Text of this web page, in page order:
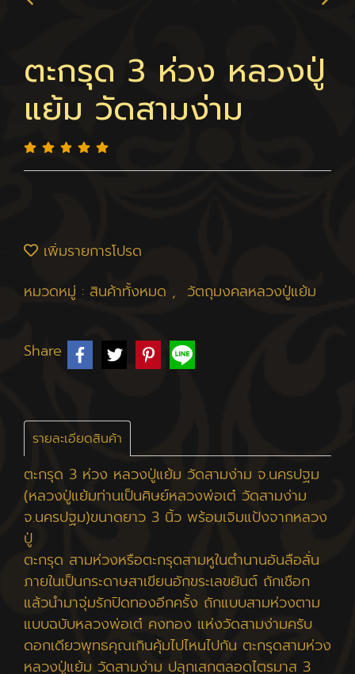
ตะกรุด 3 ห่วง หลวงปู่
แย้ม วัดสามง่าม
เพิ่มรายการโปรด
หมวดหมู่ : สินค้าทั้งหมด , วัตถุมงคลหลวงปู่แย้ม
Share
รายละเอียดสินค้า
ตะกรุด 3 ห่วง หลวงปู่แย้ม วัดสามง่าม จ.นครปฐม
(หลวงปู่แย้มท่านเป็นศิษย์หลวงพ่อเต๋ วัดสามง่าม
จ.นครปฐม)ขนาดยาว 3 นิ้ว พร้อมเจิมแป้งจากหลวง
ปู่
ตะกรุด สามห่วงหรือตะกรุดสามหูในตำนานอันลือลั่น
ภายในเป็นกระดาษสาเขียนอักขระเลขยันต์ ถักเชือก
แล้วนำมาจุ่มรักปิดทองอีกครั้ง ถักแบบสามห่วงตาม
แบบฉบับหลวงพ่อเต๋ คงทอง แห่งวัดสามง่ามครับ
ดอกเดียวพุทธคุณเกินคุ้มไปไหนไปกัน ตะกรุดสามห่วง
หลวงปู่แย้ม วัดสามง่าม ปลุกเสกตลอดไตรมาส 3